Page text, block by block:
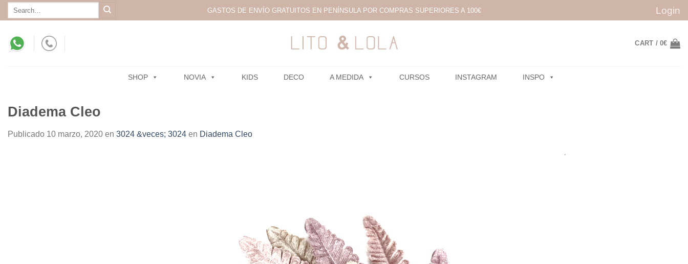
Skip
to
Search
GASTOS DE ENVÍO GRATUITOS EN PENÍNSULA POR COMPRAS SUPERIORES A 100€ Login
CART /0€
SHOP NOVIA KIDS DECO A MEDIDA CURSOS INSTAGRAM INSPO
Diadema Cleo
Publicado 10 marzo, 2020 en 3024 &veces; 3024 en Diadema Cleo